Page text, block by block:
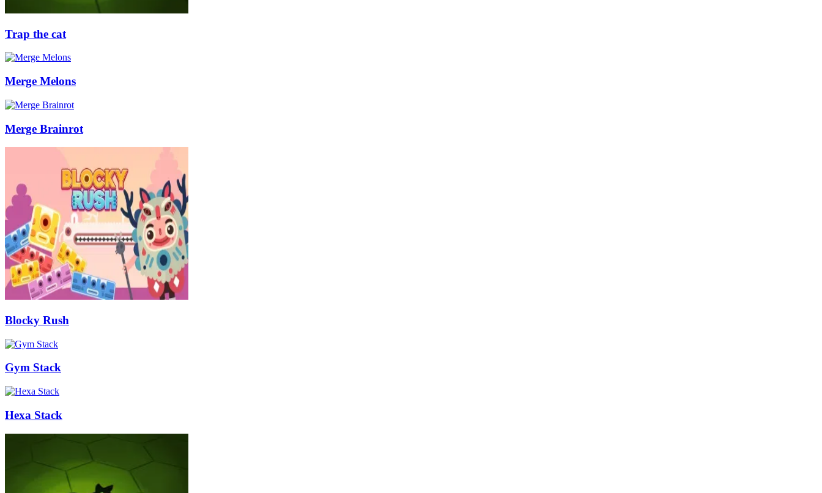
Trap the cat
Merge Melons
Merge Brainrot
Blocky Rush
Gym Stack
Hexa Stack